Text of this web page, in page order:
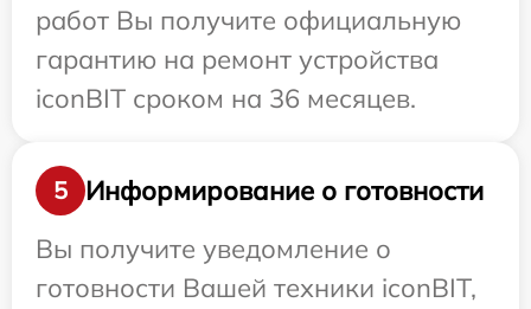
работ Вы получите официальную
гарантию на ремонт устройства
iconBIT сроком на 36 месяцев.
5
Информирование о готовности
Вы получите уведомление о
готовности Вашей техники iconBIT,